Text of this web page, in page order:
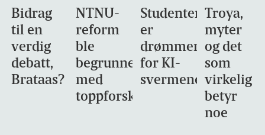
Bidrag
til en
verdig
debatt,
Brataas?
NTNU-
reform
ble
begrunnet
med
toppforskning
Studentene
er
drømmemålet
for KI-
svermene
Troya,
myter
og det
som
virkelig
betyr
noe